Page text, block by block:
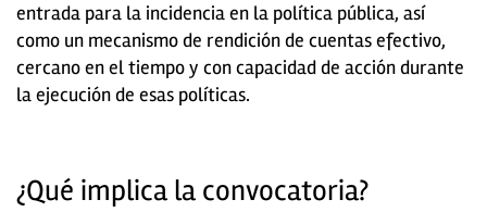
entrada para la incidencia en la política pública, así
como un mecanismo de rendición de cuentas efectivo,
cercano en el tiempo y con capacidad de acción durante
la ejecución de esas políticas.
¿Qué implica la convocatoria?